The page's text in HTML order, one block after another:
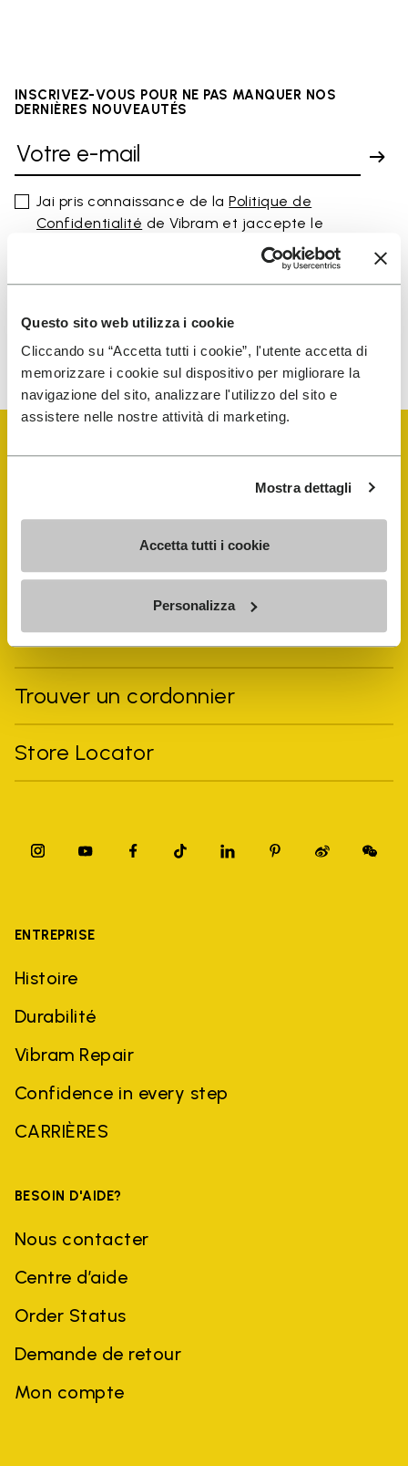
Questo sito web utilizza i cookie
Cliccando su “Accetta tutti i cookie”, l'utente accetta di
memorizzare i cookie sul dispositivo per migliorare la
navigazione del sito, analizzare l'utilizzo del sito e
assistere nelle nostre attività di marketing.
Mostra dettagli
Accetta tutti i cookie
Personalizza
INSCRIVEZ-VOUS POUR NE PAS MANQUER NOS
DERNIÈRES NOUVEAUTÉS
Jai pris connaissance de laPolitique de
Confidentialité de Vibram et jaccepte le
traitement de mes données personnelles afin de
recevoir des communications personnalisées
Pour savoir comment nous traitons vos données, veuillez
consulter notre Politique de confidentialité. Vous pouvez vous
désinscrire à tout moment.
Vibram Events
FiveFingers Guide
E-SHOP
Trouver un cordonnier
Store Locator
ENTREPRISE
Histoire
Durabilité
Vibram Repair
Confidence in every step
CARRIÈRES
BESOIN D'AIDE?
Nous contacter
Centre d’aide
Order Status
Demande de retour
Mon compte